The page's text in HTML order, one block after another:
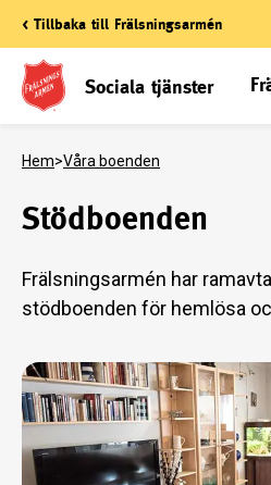
< Tillbaka till Frälsningsarmén
Sociala tjänster
Hem>Våra boenden
Stödboenden
Frälsningsarmén har
stödboenden för hemlösa